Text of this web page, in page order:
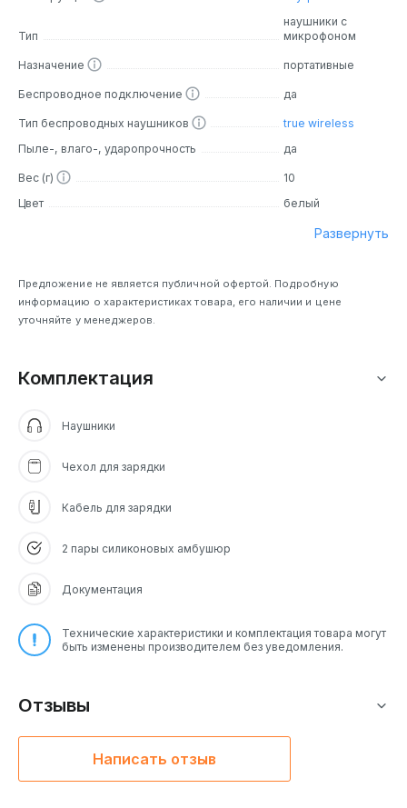
Тип
наушники с
микрофоном
Назначение портативные
Беспроводное подключение да
Тип беспроводных наушников
true wireless
Пыле-, влаго-, ударопрочность
да
Вес (г)
10
Цвет
белый
Развернуть
Предложение не является публичной офертой. Подробную
информацию о характеристиках товара, его наличии и цене
уточняйте у менеджеров.
Комплектация
Наушники
Чехол для зарядки
Кабель для зарядки
2 пары силиконовых амбушюр
Документация
Технические характеристики и комплектация товара могут
быть изменены производителем без уведомления.
Отзывы
Написать отзыв